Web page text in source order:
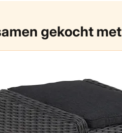
gekocht met